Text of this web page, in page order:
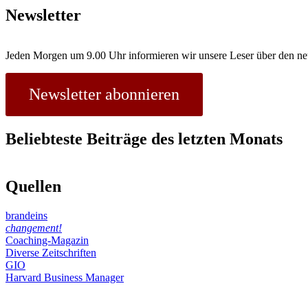
Newsletter
Jeden Morgen um 9.00 Uhr informieren wir unsere Leser über den
Newsletter abonnieren
Beliebteste Beiträge des letzten Monats
Quellen
brandeins
changement!
Coaching-Magazin
Diverse Zeitschriften
GIO
Harvard Business Manager